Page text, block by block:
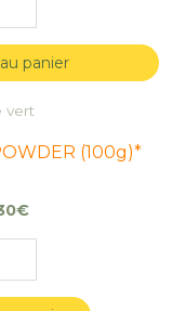
panier
vert
(100g)*
€